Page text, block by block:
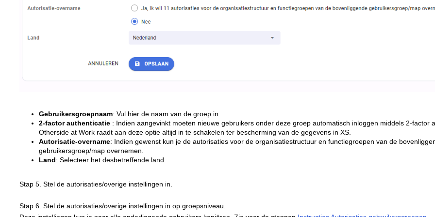
Gebruikersgroepnaam: Vul hier de naam van de groep in.
2-factor authenticatie : Indien aangevinkt moeten nieuwe gebruikers onder deze groep automatisch inloggen middels 2-factor
Otherside at Work raadt aan deze optie altijd in te schakelen ter bescherming van de gegevens in XS.
Autorisatie-overname: Indien gewenst kun je de autorisaties voor de organisatiestructuur en functiegroepen van de
gebruikersgroep/map overnemen.
Land: Selecteer het desbetreffende land.
Stap 5. Stel de autorisaties/overige instellingen in.
Stap 6. Stel de autorisaties/overige instellingen in op groepsniveau.